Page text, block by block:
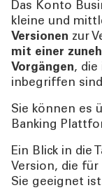
Das Konto
kleine und
Versionen zur
mit einer
Vorgängen, die
inbegriffen
Sie können es
Banking
Ein Blick in die
Version, die
Sie geeignet